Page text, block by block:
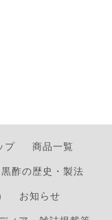
プ 商品一覧
黒酢の歴史・製法
お知らせ